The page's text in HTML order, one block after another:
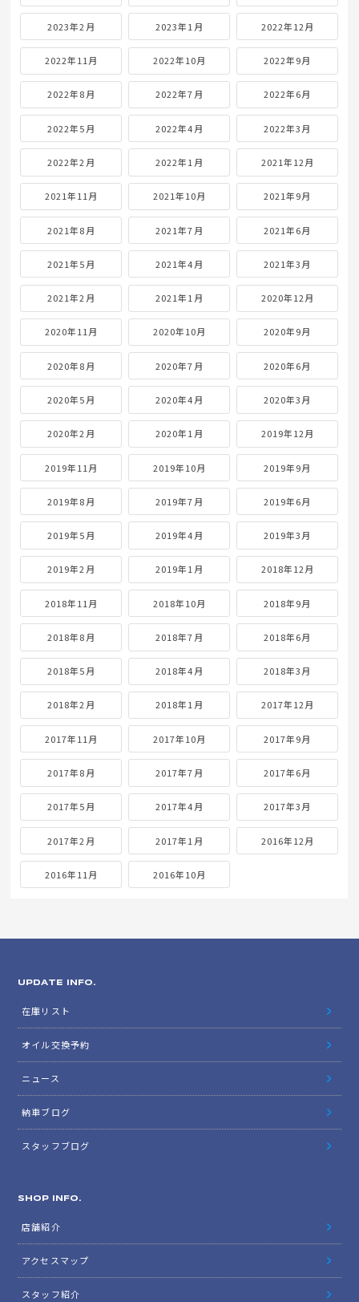
2023年2月 2023年1月 2022年12月
2022年11月 2022年10月 2022年9月
2022年8月 2022年7月 2022年6月
2022年5月 2022年4月 2022年3月
2022年2月 2022年1月 2021年12月
2021年11月 2021年10月 2021年9月
2021年8月 2021年7月 2021年6月
2021年5月 2021年4月 2021年3月
2021年2月 2021年1月 2020年12月
2020年11月 2020年10月 2020年9月
2020年8月 2020年7月 2020年6月
2020年5月 2020年4月 2020年3月
2020年2月 2020年1月 2019年12月
2019年11月 2019年10月 2019年9月
2019年8月 2019年7月 2019年6月
2019年5月 2019年4月 2019年3月
2019年2月 2019年1月 2018年12月
2018年11月 2018年10月 2018年9月
2018年8月 2018年7月 2018年6月
2018年5月 2018年4月 2018年3月
2018年2月 2018年1月 2017年12月
2017年11月 2017年10月 2017年9月
2017年8月 2017年7月 2017年6月
2017年5月 2017年4月 2017年3月
2017年2月 2017年1月 2016年12月
2016年11月 2016年10月
UPDATE INFO.
在庫リスト
オイル交換予約
ニュース
納車ブログ
スタッフブログ
SHOP INFO.
店舗紹介
アクセスマップ
スタッフ紹介